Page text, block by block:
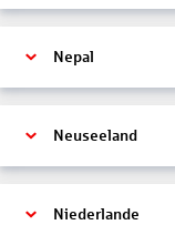
Nepal
Neuseeland
Niederlande